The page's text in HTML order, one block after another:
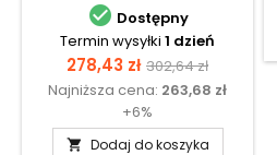
 Dostępny
Termin wysyłki 1 dzień
Cena
278,43 zł Cena
podstawowa
302,64 zł
Najniższa cena: 263,68 zł
+6%
 Dodaj do koszyka